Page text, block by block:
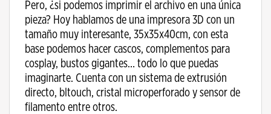
Pero, ¿si podemos imprimir el archivo en una única
pieza? Hoy hablamos de una impresora 3D con un
tamaño muy interesante, 35x35x40cm, con esta
base podemos hacer cascos, complementos para
cosplay, bustos gigantes… todo lo que puedas
imaginarte. Cuenta con un sistema de extrusión
directo, bltouch, cristal microperforado y sensor de
filamento entre otros.